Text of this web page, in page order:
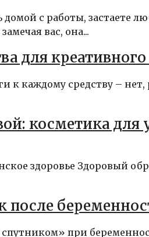
домой с работы, застаете
вас, она...
для
к каждому средству – нет,
косметика
здоровье Здоровый
после
спутником» при